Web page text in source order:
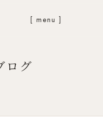
[ menu ]
ログ